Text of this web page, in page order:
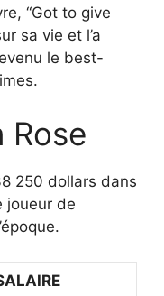
“Got to give
sa vie et l’a
le best-
Rose
250 dollars dans
joueur de